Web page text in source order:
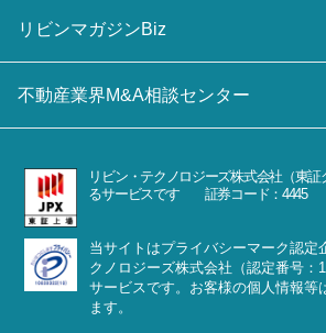
リビンマガジンBiz
不動産業界M&A相談センター
リビン・テクノロジーズ株式会社（東
るサービスです 証券コード：4445
当サイトはプライバシーマーク認定
クノロジーズ株式会社（認定番号：
サービスです。お客様の個人情報等
ます。